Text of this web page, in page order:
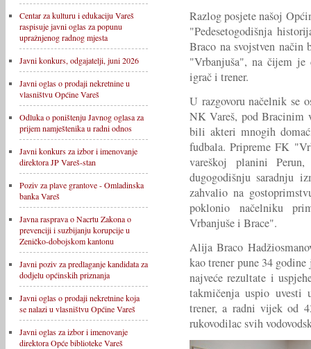
Centar za kulturu i edukaciju Vareš
raspisuje javni oglas za popunu
upražnjenog radnog mjesta
Javni konkurs, odgajatelji, juni 2026
Javni oglas o prodaji nekretnine u
vlasništvu Općine Vareš
Odluka o poništenju Javnog oglasa za
prijem namještenika u radni odnos
Javni konkurs za izbor i imenovanje
direktora JP Vareš-stan
Poziv za plave grantove - Omladinska
banka Vareš
Javna rasprava o Nacrtu Zakona o
prevenciji i suzbijanju korupcije u
Zeničko-dobojskom kantonu
Javni poziv za predlaganje kandidata za
dodjelu općinskih priznanja
Javni oglas o prodaji nekretnine koja
se nalazi u vlasništvu Općine Vareš
Javni oglas za izbor i imenovanje
direktora Opće biblioteke Vareš
Razlog posjete našoj
"Pedesetogodišnja
Braco na svojstven
"Vrbanjuša", na čijem je
igrač i trener.
U razgovoru načelnik se
NK Vareš, pod Bracinim
bili akteri mnogih
fudbala. Pripreme FK
vareškoj planini
dugogodišnju saradnju
zahvalio na
poklonio načelniku
Vrbanjuše i Brace".
Alija Braco
kao trener pune 34
najveće rezultate i
takmičenja uspio
trener, a radni vijek od
rukovodilac svih